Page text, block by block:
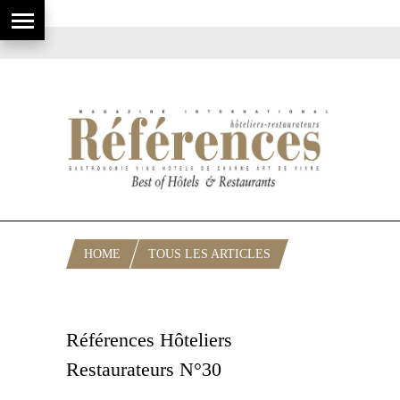
HOME TOUS LES ARTICLES
Références Hôteliers
Restaurateurs N°30